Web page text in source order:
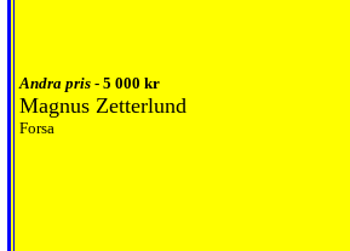
Andra pris - 5 000 kr
Magnus Zetterlund
Forsa